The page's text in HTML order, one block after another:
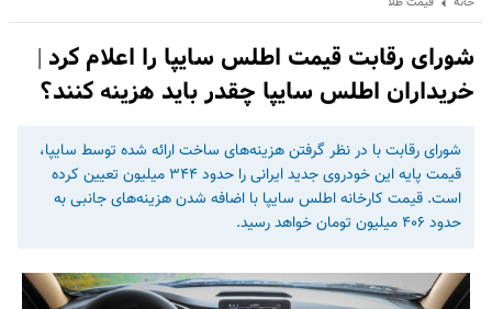
شورای رقابت قیمت اطلس سایپا را اعلام کرد |
خریداران اطلس سایپا چقدر باید هزینه کنند؟
شورای رقابت با در نظر گرفتن هزینه‌های ساخت ارائه شده توسط سایپا،
قیمت پایه این خودروی جدید ایرانی را حدود ۳۴۴ میلیون تعیین کرده
است. قیمت کارخانه اطلس سایپا با اضافه شدن هزینه‌های جانبی به
حدود ۴۰۶ میلیون تومان خواهد رسید.